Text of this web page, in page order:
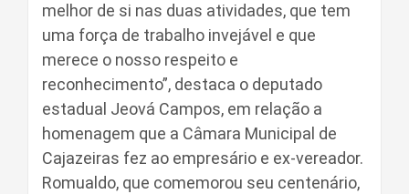
melhor de si nas duas atividades, que tem
uma força de trabalho invejável e que
merece o nosso respeito e
reconhecimento”, destaca o deputado
estadual Jeová Campos, em relação a
homenagem que a Câmara Municipal de
Cajazeiras fez ao empresário e ex-vereador.
Romualdo, que comemorou seu centenário,